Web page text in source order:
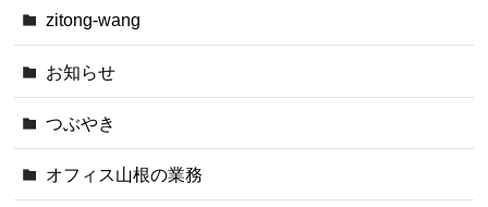
zitong-wang
お知らせ
つぶやき
オフィス山根の業務